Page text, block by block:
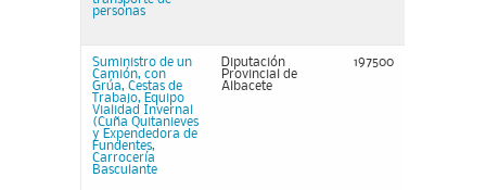
personas
Suministro de un
Camión, con
Grúa, Cestas de
Trabajo, Equipo
Vialidad Invernal
(Cuña Quitanieves
y Expendedora de
Fundentes,
Carrocería
Basculante
Diputación
Provincial de
Albacete
197500